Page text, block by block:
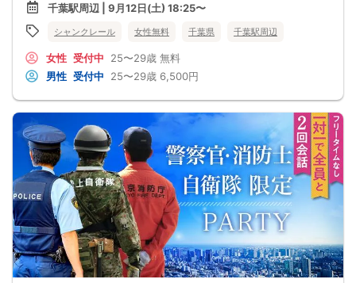
千葉駅周辺 | 9月12日(土) 18:25〜
シャンクレール 女性無料 千葉県 千葉駅周辺
女性 受付中 25〜29歳 無料
男性 受付中 25〜29歳 6,500円